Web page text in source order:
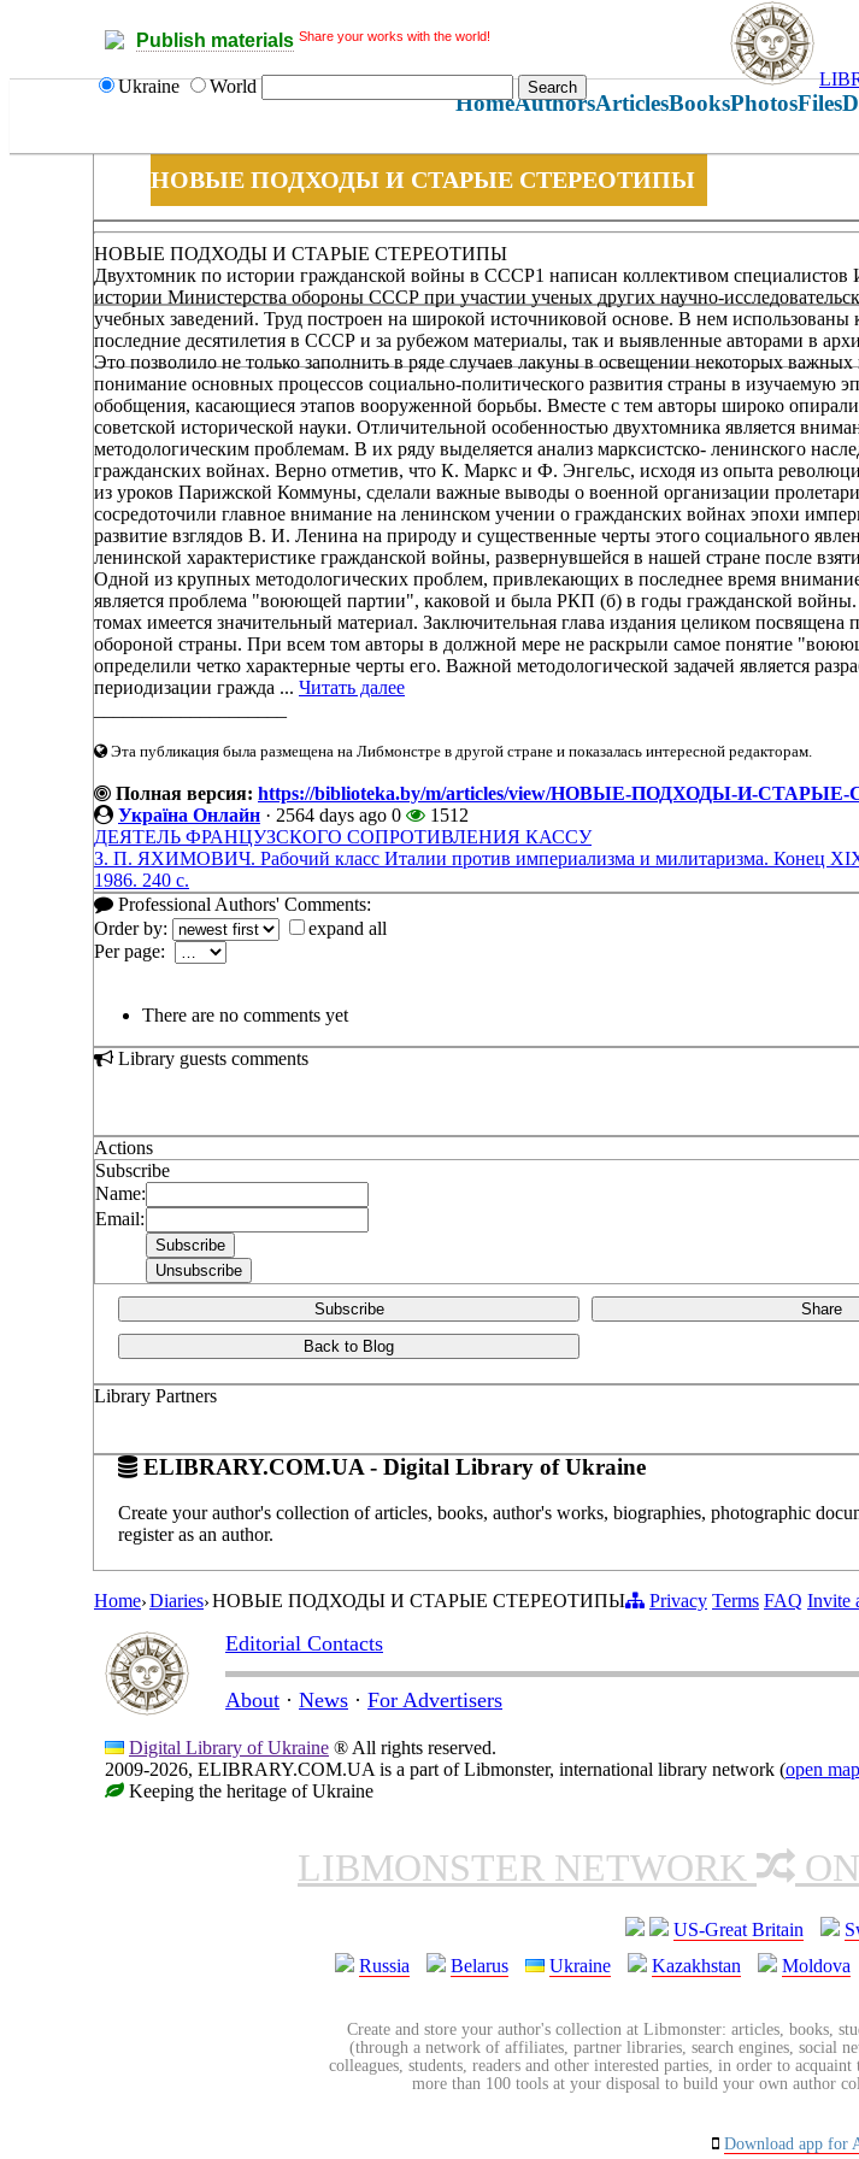
Publish materials Share your works with the world!
Ukraine World
HomeAuthorsArticlesBooksPhotosFiles
НОВЫЕ ПОДХОДЫ И СТАРЫЕ СТЕРЕОТИПЫ
НОВЫЕ ПОДХОДЫ И СТАРЫЕ СТЕРЕОТИПЫ
Двухтомник по истории гражданской войны в СССР1 написан коллективом специалистов
истории Министерства обороны СССР при участии ученых других научно-
учебных заведений. Труд построен на широкой источниковой основе. В нем использованы
последние десятилетия в СССР и за рубежом материалы, так и выявленные авторами в
Это позволило не только заполнить в ряде случаев лакуны в освещении некоторых важных
понимание основных процессов социально-политического развития страны в изучаемую
обобщения, касающиеся этапов вооруженной борьбы. Вместе с тем авторы широко
советской исторической науки. Отличительной особенностью двухтомника является
методологическим проблемам. В их ряду выделяется анализ марксистско- ленинского
гражданских войнах. Верно отметив, что К. Маркс и Ф. Энгельс, исходя из опыта
из уроков Парижской Коммуны, сделали важные выводы о военной организации
сосредоточили главное внимание на ленинском учении о гражданских войнах эпохи
развитие взглядов В. И. Ленина на природу и существенные черты этого социального
ленинской характеристике гражданской войны, развернувшейся в нашей стране после
Одной из крупных методологических проблем, привлекающих в последнее время
является проблема "воюющей партии", каковой и была РКП (б) в годы гражданской
томах имеется значительный материал. Заключительная глава издания целиком посвящена
обороной страны. При всем том авторы в должной мере не раскрыли самое понятие
определили четко характерные черты его. Важной методологической задачей является
периодизации гражда ... Читать далее
Эта публикация была размещена на Либмонстре в другой стране и показалась интересной редакторам.
Полная версия: https://biblioteka.by/m/articles/view/НОВЫЕ-ПОДХОДЫ-И-
Україна Онлайн · 2564 days ago 0
1512
ДЕЯТЕЛЬ ФРАНЦУЗСКОГО СОПРОТИВЛЕНИЯ КАССУ
З. П. ЯХИМОВИЧ. Рабочий класс Италии против империализма и милитаризма. Конец
1986. 240 с.
Professional Authors' Comments:
Order by:
expand all
Per page:
There are no comments yet
Library guests comments
Actions
Subscribe
Name:
Email:
Subscribe Share
Back to Blog
Library Partners
ELIBRARY.COM.UA - Digital Library of Ukraine
Create your author's collection of articles, books, author's works, biographies, photographic
register as an author.
Home›Diaries›НОВЫЕ ПОДХОДЫ И СТАРЫЕ СТЕРЕОТИПЫ Privacy Terms FAQ Invite
Editorial Contacts
About · News · For Advertisers
Digital Library of Ukraine ® All rights reserved.
2009-2026, ELIBRARY.COM.UA is a part of Libmonster, international library network (open map
Keeping the heritage of Ukraine
LIBMONSTER NETWORK
US-Great Britain
Russia
Belarus Ukraine Kazakhstan Moldova
Create and store your author's collection at Libmonster: articles, books,
(through a network of affiliates, partner libraries, search engines, social
colleagues, students, readers and other interested parties, in order to
more than 100 tools at your disposal to build your own author
Download app for